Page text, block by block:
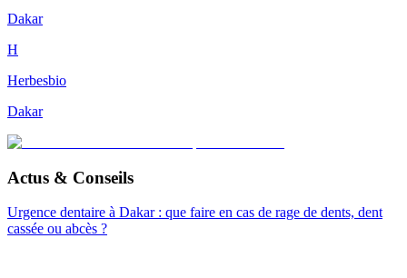
Dakar
H
Herbesbio
Dakar
Actus & Conseils
Urgence dentaire à Dakar : que faire en cas de rage de dents, dent
cassée ou abcès ?